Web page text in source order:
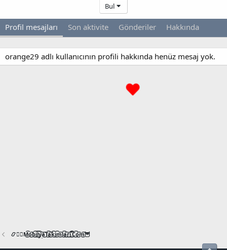
Bul
Profil mesajları Son aktivite Gönderiler Hakkında
orange29 adlı kullanıcının profili hakkında henüz mesaj yok.
📿🧙‍♂️M͜͡o͜͡b͜͡i͜͡l͜͡y͜͡a͜͡T͜͡a͜͡k͜͡i͜͡m͜͡l͜͡a͜͡r͜͡i͜͡.͜͡C͜͡o͜͡m͜͡🦉